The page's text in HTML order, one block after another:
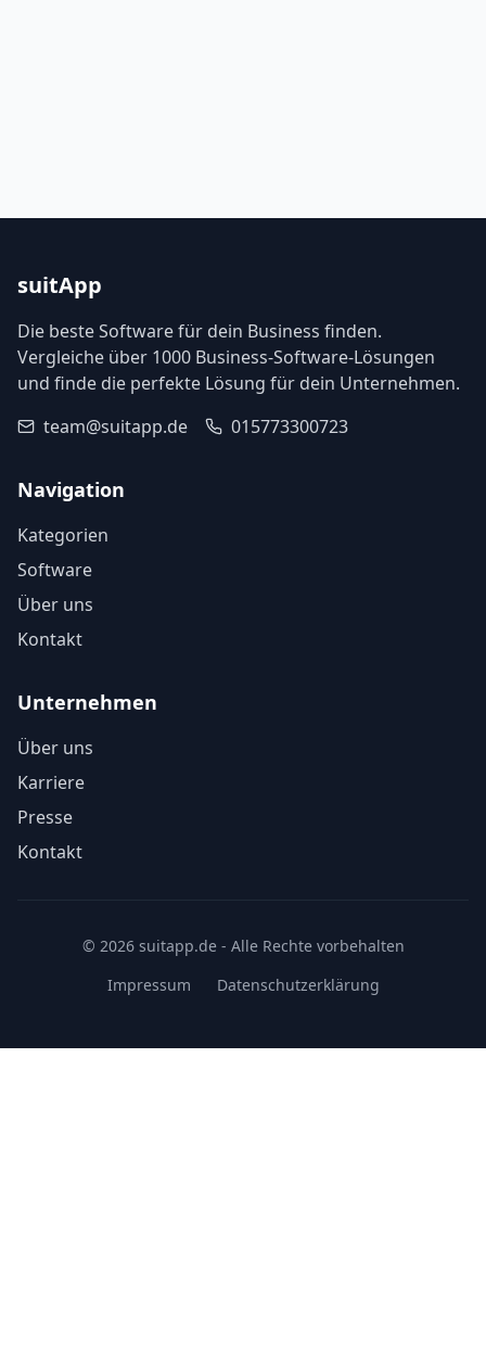
suitApp
Die beste Software für dein Business finden.
Vergleiche über 1000 Business-Software-Lösungen
und finde die perfekte Lösung für dein Unternehmen.
team@suitapp.de
015773300723
Navigation
Kategorien
Software
Über uns
Kontakt
Unternehmen
Über uns
Karriere
Presse
Kontakt
© 2026 suitapp.de - Alle Rechte vorbehalten
Impressum
Datenschutzerklärung